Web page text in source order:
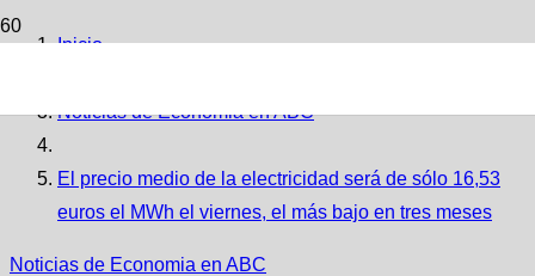
Inicio
Noticias de Economia en ABC
El precio medio de la electricidad será de sólo 16,53
euros el MWh el viernes, el más bajo en tres meses
Noticias de Economia en ABC